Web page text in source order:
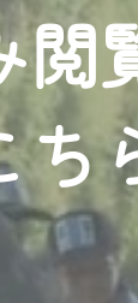
ます！
。
！